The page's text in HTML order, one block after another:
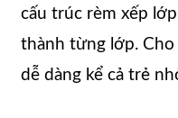
cấu trúc rèm xếp
thành từng lớp. Cho
dễ dàng kể cả trẻ